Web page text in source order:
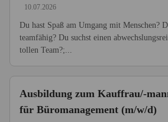
10.07.2026
Du hast Spaß am Umgang mit Menschen?
teamfähig? Du suchst einen
tollen Team?;...
Ausbildung zum Kauffrau/-
für Büromanagement (m/w/d)